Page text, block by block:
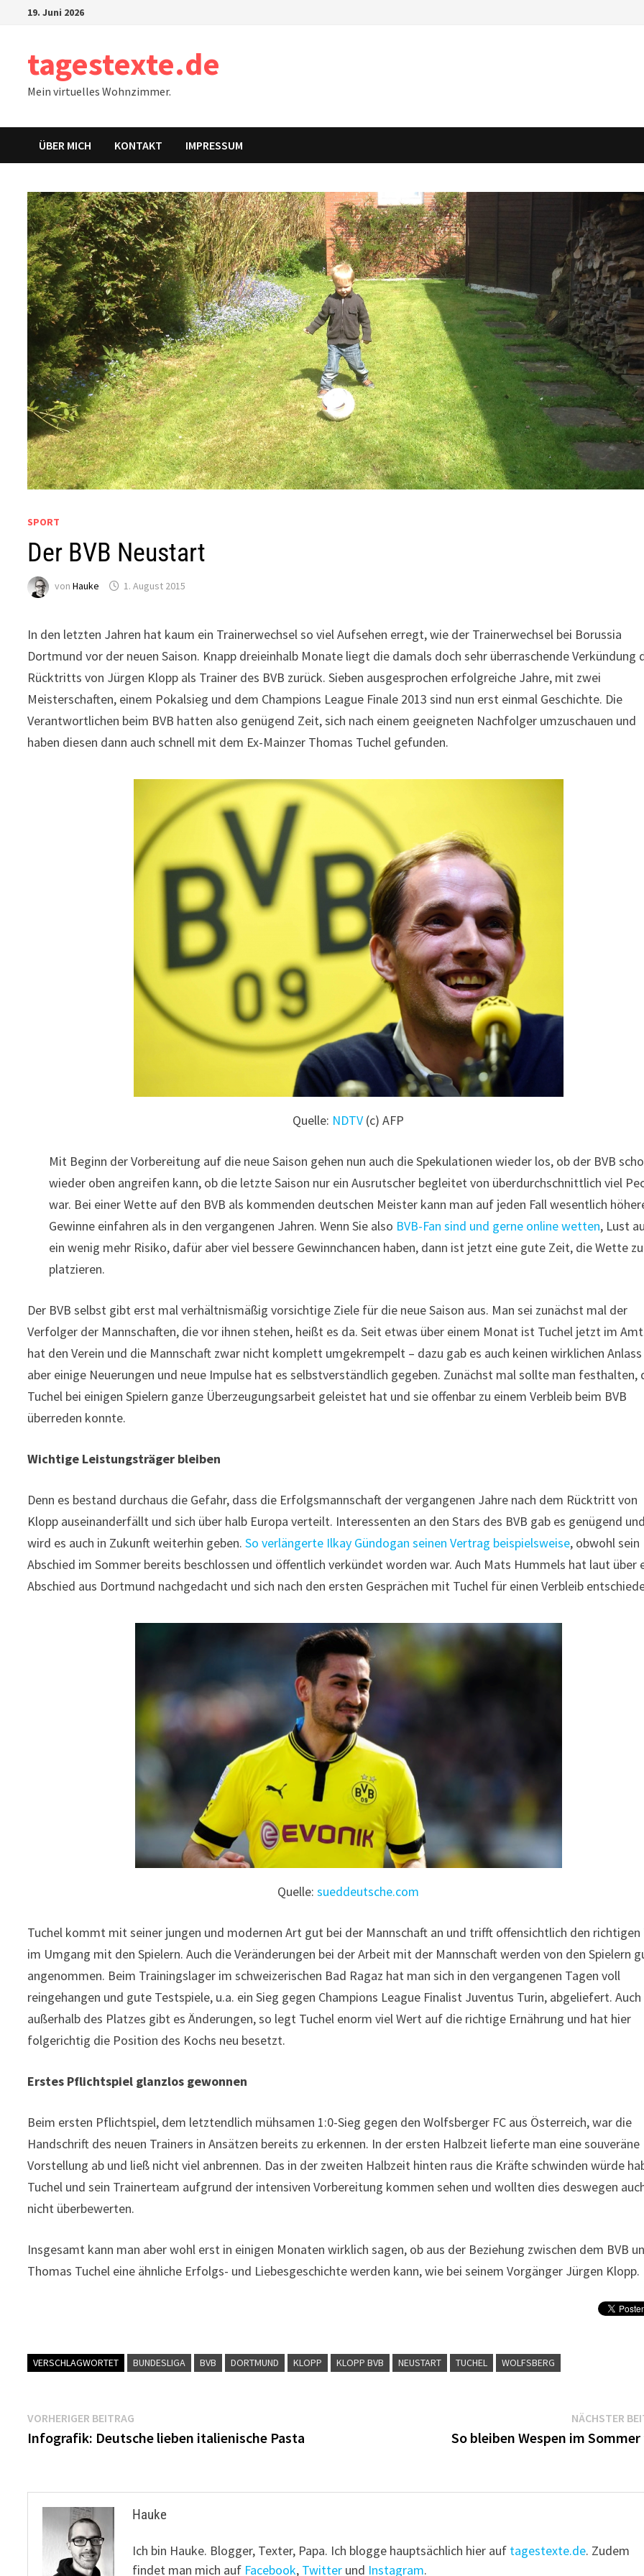
19. Juni 2026
tagestexte.de
Mein virtuelles Wohnzimmer.
ÜBER MICH KONTAKT IMPRESSUM
SPORT
Der BVB Neustart
vonHauke 1. August 2015
In den letzten Jahren hat kaum ein Trainerwechsel so viel Aufsehen erregt, wie der Trainerwechsel bei Borussia
Dortmund vor der neuen Saison. Knapp dreieinhalb Monate liegt die damals doch sehr überraschende Verkündung
Rücktritts von Jürgen Klopp als Trainer des BVB zurück. Sieben ausgesprochen erfolgreiche Jahre, mit zwei
Meisterschaften, einem Pokalsieg und dem Champions League Finale 2013 sind nun erst einmal Geschichte. Die
Verantwortlichen beim BVB hatten also genügend Zeit, sich nach einem geeigneten Nachfolger umzuschauen und
haben diesen dann auch schnell mit dem Ex-Mainzer Thomas Tuchel gefunden.
Quelle: NDTV(c) AFP
Mit Beginn der Vorbereitung auf die neue Saison gehen nun auch die Spekulationen wieder los, ob der BVB
wieder oben angreifen kann, ob die letzte Saison nur ein Ausrutscher begleitet von überdurchschnittlich viel
war. Bei einer Wette auf den BVB als kommenden deutschen Meister kann man auf jeden Fall wesentlich
Gewinne einfahren als in den vergangenen Jahren. Wenn Sie also BVB-Fan sind und gerne online wetten, Lust
ein wenig mehr Risiko, dafür aber viel bessere Gewinnchancen haben, dann ist jetzt eine gute Zeit, die Wette zu
platzieren.
Der BVB selbst gibt erst mal verhältnismäßig vorsichtige Ziele für die neue Saison aus. Man sei zunächst mal der
Verfolger der Mannschaften, die vor ihnen stehen, heißt es da. Seit etwas über einem Monat ist Tuchel jetzt im
hat den Verein und die Mannschaft zwar nicht komplett umgekrempelt – dazu gab es auch keinen wirklichen Anlass
aber einige Neuerungen und neue Impulse hat es selbstverständlich gegeben. Zunächst mal sollte man festhalten,
Tuchel bei einigen Spielern ganze Überzeugungsarbeit geleistet hat und sie offenbar zu einem Verbleib beim BVB
überreden konnte.
Wichtige Leistungsträger bleiben
Denn es bestand durchaus die Gefahr, dass die Erfolgsmannschaft der vergangenen Jahre nach dem Rücktritt von
Klopp auseinanderfällt und sich über halb Europa verteilt. Interessenten an den Stars des BVB gab es genügend und
wird es auch in Zukunft weiterhin geben.So verlängerte Ilkay Gündogan seinen Vertrag beispielsweise, obwohl sein
Abschied im Sommer bereits beschlossen und öffentlich verkündet worden war. Auch Mats Hummels hat laut über
Abschied aus Dortmund nachgedacht und sich nach den ersten Gesprächen mit Tuchel für einen Verbleib
Quelle:sueddeutsche.com
Tuchel kommt mit seiner jungen und modernen Art gut bei der Mannschaft an und trifft offensichtlich den richtigen
im Umgang mit den Spielern. Auch die Veränderungen bei der Arbeit mit der Mannschaft werden von den Spielern
angenommen. Beim Trainingslager im schweizerischen Bad Ragaz hat man sich in den vergangenen Tagen voll
reingehangen und gute Testspiele, u.a. ein Sieg gegen Champions League Finalist Juventus Turin, abgeliefert. Auch
außerhalb des Platzes gibt es Änderungen, so legt Tuchel enorm viel Wert auf die richtige Ernährung und hat hier
folgerichtig die Position des Kochs neu besetzt.
Erstes Pflichtspiel glanzlos gewonnen
Beim ersten Pflichtspiel, dem letztendlich mühsamen 1:0-Sieg gegen den Wolfsberger FC aus Österreich, war die
Handschrift des neuen Trainers in Ansätzen bereits zu erkennen. In der ersten Halbzeit lieferte man eine souveräne
Vorstellung ab und ließ nicht viel anbrennen. Das in der zweiten Halbzeit hinten raus die Kräfte schwinden würde
Tuchel und sein Trainerteam aufgrund der intensiven Vorbereitung kommen sehen und wollten dies deswegen
nicht überbewerten.
Insgesamt kann man aber wohl erst in einigen Monaten wirklich sagen, ob aus der Beziehung zwischen dem BVB
Thomas Tuchel eine ähnliche Erfolgs- und Liebesgeschichte werden kann, wie bei seinem Vorgänger Jürgen Klopp.
VERSCHLAGWORTET BUNDESLIGA BVB DORTMUND KLOPP KLOPP BVB NEUSTART TUCHEL WOLFSBERG
Beitragsnavigation
VORHERIGER BEITRAG
Beitrag:
Infografik: Deutsche lieben italienische Pasta
NÄCHSTER
So bleiben Wespen im
Hauke
Ich bin Hauke. Blogger, Texter, Papa. Ich blogge hauptsächlich hier auf tagestexte.de. Zudem
findet man mich auf Facebook, Twitter und Instagram.